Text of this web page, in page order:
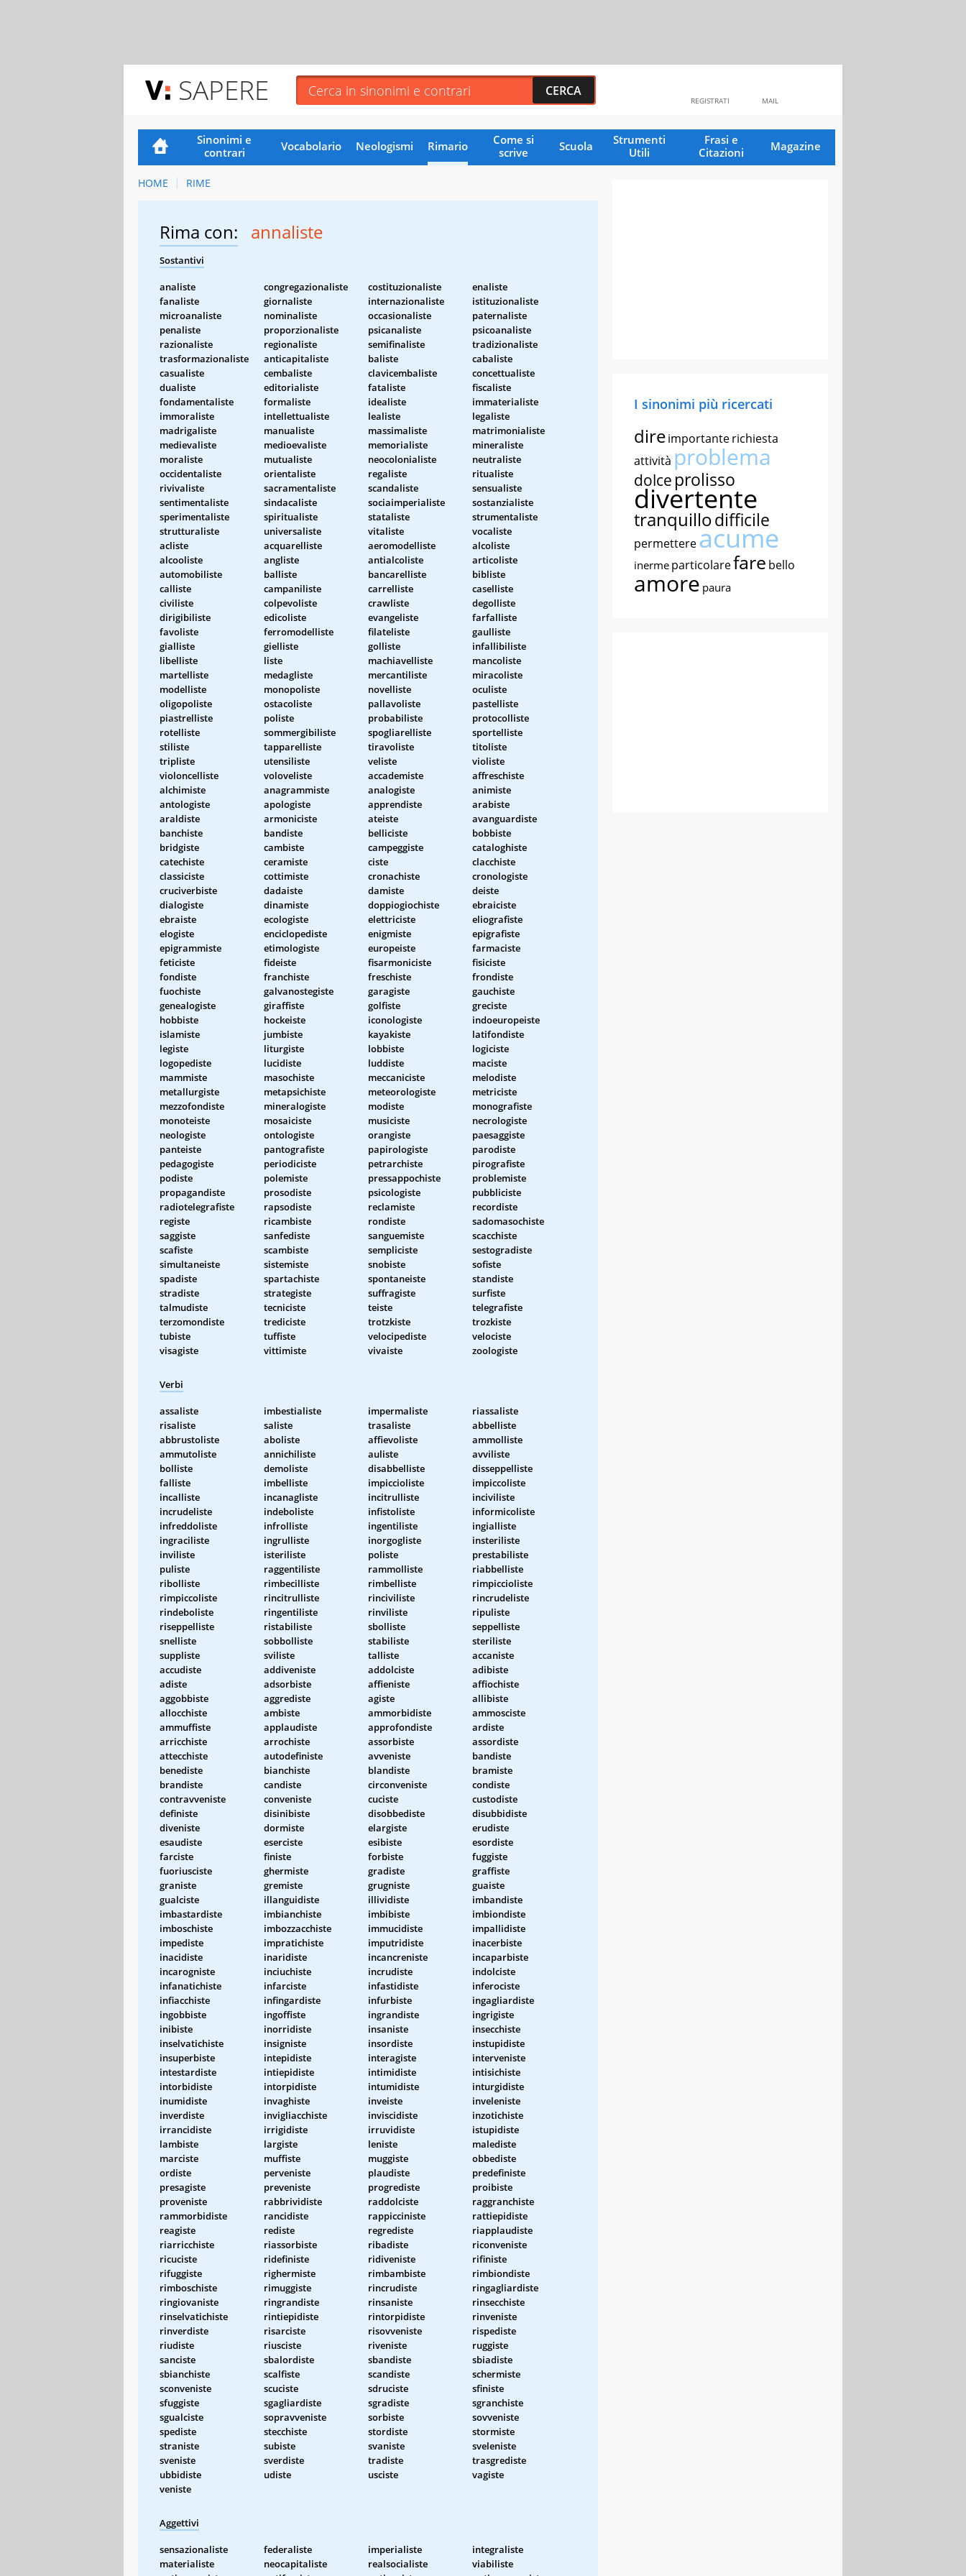
SAPERE MAIL
REGISTRATI
Sinonimi e
contrari
Vocabolario Neologismi Rimario
Come si
scrive
Scuola
Strumenti
Utili
Frasi e
Citazioni
Magazine
HOME RIME
Rima con: annaliste
Sostantivi
analiste congregazionaliste costituzionaliste
enaliste
fanaliste
giornaliste internazionaliste
istituzionaliste
microanaliste
nominaliste occasionaliste
paternaliste
penaliste
proporzionaliste psicanaliste
psicoanaliste
razionaliste
regionaliste semifinaliste
tradizionaliste
trasformazionaliste
anticapitaliste baliste
cabaliste
casualiste
cembaliste clavicembaliste
concettualiste
dualiste
editorialiste fataliste
fiscaliste
fondamentaliste
formaliste idealiste
immaterialiste
immoraliste
intellettualiste lealiste
legaliste
madrigaliste
manualiste massimaliste
matrimonialiste
medievaliste
medioevaliste memorialiste
mineraliste
moraliste
mutualiste neocolonialiste
neutraliste
occidentaliste
orientaliste regaliste
ritualiste
rivivaliste
sacramentaliste scandaliste
sensualiste
sentimentaliste
sindacaliste sociaimperialiste
sostanzialiste
sperimentaliste
spiritualiste stataliste
strumentaliste
strutturaliste
universaliste vitaliste
vocaliste
acliste
acquarelliste aeromodelliste
alcoliste
alcooliste
angliste antialcoliste
articoliste
automobiliste
balliste bancarelliste
bibliste
calliste
campaniliste carrelliste
caselliste
civiliste
colpevoliste crawliste
degolliste
dirigibiliste
edicoliste evangeliste
farfalliste
favoliste
ferromodelliste filateliste
gaulliste
gialliste
gielliste golliste
infallibiliste
libelliste
liste machiavelliste
mancoliste
martelliste
medagliste mercantiliste
miracoliste
modelliste
monopoliste novelliste
oculiste
oligopoliste
ostacoliste pallavoliste
pastelliste
piastrelliste
poliste probabiliste
protocolliste
rotelliste
sommergibiliste spogliarelliste
sportelliste
stiliste
tapparelliste tiravoliste
titoliste
tripliste
utensiliste veliste
violiste
violoncelliste
voloveliste accademiste
affreschiste
alchimiste
anagrammiste analogiste
animiste
antologiste
apologiste apprendiste
arabiste
araldiste
armoniciste ateiste
avanguardiste
banchiste
bandiste belliciste
bobbiste
bridgiste
cambiste campeggiste
cataloghiste
catechiste
ceramiste ciste
clacchiste
classiciste
cottimiste cronachiste
cronologiste
cruciverbiste
dadaiste damiste
deiste
dialogiste
dinamiste doppiogiochiste
ebraiciste
ebraiste
ecologiste elettriciste
eliografiste
elogiste
enciclopediste enigmiste
epigrafiste
epigrammiste
etimologiste europeiste
farmaciste
feticiste
fideiste fisarmoniciste
fisiciste
fondiste
franchiste freschiste
frondiste
fuochiste
galvanostegiste garagiste
gauchiste
genealogiste
giraffiste golfiste
greciste
hobbiste
hockeiste iconologiste
indoeuropeiste
islamiste
jumbiste kayakiste
latifondiste
legiste
liturgiste lobbiste
logiciste
logopediste
lucidiste luddiste
maciste
mammiste
masochiste meccaniciste
melodiste
metallurgiste
metapsichiste meteorologiste
metriciste
mezzofondiste
mineralogiste modiste
monografiste
monoteiste
mosaiciste musiciste
necrologiste
neologiste
ontologiste orangiste
paesaggiste
panteiste
pantografiste papirologiste
parodiste
pedagogiste
periodiciste petrarchiste
pirografiste
podiste
polemiste pressappochiste
problemiste
propagandiste
prosodiste psicologiste
pubbliciste
radiotelegrafiste
rapsodiste reclamiste
recordiste
registe
ricambiste rondiste
sadomasochiste
saggiste
sanfediste sanguemiste
scacchiste
scafiste
scambiste sempliciste
sestogradiste
simultaneiste
sistemiste snobiste
sofiste
spadiste
spartachiste spontaneiste
standiste
stradiste
strategiste suffragiste
surfiste
talmudiste
tecniciste teiste
telegrafiste
terzomondiste
trediciste trotzkiste
trozkiste
tubiste
tuffiste velocipediste
velociste
visagiste
vittimiste vivaiste zoologiste
Verbi
assaliste imbestialiste impermaliste
riassaliste
risaliste
saliste trasaliste
abbelliste
abbrustoliste
aboliste affievoliste
ammolliste
ammutoliste
annichiliste auliste
avviliste
bolliste
demoliste disabbelliste
disseppelliste
falliste
imbelliste impiccioliste
impiccoliste
incalliste
incanagliste incitrulliste
inciviliste
incrudeliste
indeboliste infistoliste
informicoliste
infreddoliste
infrolliste ingentiliste
ingialliste
ingraciliste
ingrulliste inorgogliste
insteriliste
inviliste
isteriliste poliste
prestabiliste
puliste
raggentiliste rammolliste
riabbelliste
ribolliste
rimbecilliste rimbelliste
rimpiccioliste
rimpiccoliste
rincitrulliste rinciviliste
rincrudeliste
rindeboliste
ringentiliste rinviliste
ripuliste
riseppelliste
ristabiliste sbolliste
seppelliste
snelliste
sobbolliste stabiliste
steriliste
suppliste
sviliste talliste
accaniste
accudiste
addiveniste addolciste
adibiste
adiste
adsorbiste affieniste
affiochiste
aggobbiste
aggrediste agiste
allibiste
allocchiste
ambiste ammorbidiste
ammosciste
ammuffiste
applaudiste approfondiste
ardiste
arricchiste
arrochiste assorbiste
assordiste
attecchiste
autodefiniste avveniste
bandiste
benediste
bianchiste blandiste
bramiste
brandiste
candiste circonveniste
condiste
contravveniste
conveniste cuciste
custodiste
definiste
disinibiste disobbediste
disubbidiste
diveniste
dormiste elargiste
erudiste
esaudiste
eserciste esibiste
esordiste
farciste
finiste forbiste
fuggiste
fuoriusciste
ghermiste gradiste
graffiste
graniste
gremiste grugniste
guaiste
gualciste
illanguidiste illividiste
imbandiste
imbastardiste
imbianchiste imbibiste
imbiondiste
imboschiste
imbozzacchiste immucidiste
impallidiste
impediste
impratichiste imputridiste
inacerbiste
inacidiste
inaridiste incancreniste
incaparbiste
incarogniste
inciuchiste incrudiste
indolciste
infanatichiste
infarciste infastidiste
inferociste
infiacchiste
infingardiste infurbiste
ingagliardiste
ingobbiste
ingoffiste ingrandiste
ingrigiste
inibiste
inorridiste insaniste
insecchiste
inselvatichiste
insigniste insordiste
instupidiste
insuperbiste
intepidiste interagiste
interveniste
intestardiste
intiepidiste intimidiste
intisichiste
intorbidiste
intorpidiste intumidiste
inturgidiste
inumidiste
invaghiste inveiste
inveleniste
inverdiste
invigliacchiste inviscidiste
inzotichiste
irrancidiste
irrigidiste irruvidiste
istupidiste
lambiste
largiste leniste
malediste
marciste
muffiste muggiste
obbediste
ordiste
perveniste plaudiste
predefiniste
presagiste
preveniste progrediste
proibiste
proveniste
rabbrividiste raddolciste
raggranchiste
rammorbidiste
rancidiste rappicciniste
rattiepidiste
reagiste
rediste regrediste
riapplaudiste
riarricchiste
riassorbiste ribadiste
riconveniste
ricuciste
ridefiniste ridiveniste
rifiniste
rifuggiste
righermiste rimbambiste
rimbiondiste
rimboschiste
rimuggiste rincrudiste
ringagliardiste
ringiovaniste
ringrandiste rinsaniste
rinsecchiste
rinselvatichiste
rintiepidiste rintorpidiste
rinveniste
rinverdiste
risarciste risovveniste
rispediste
riudiste
riusciste riveniste
ruggiste
sanciste
sbalordiste sbandiste
sbiadiste
sbianchiste
scalfiste scandiste
schermiste
sconveniste
scuciste sdruciste
sfiniste
sfuggiste
sgagliardiste sgradiste
sgranchiste
sgualciste
sopravveniste sorbiste
sovveniste
spediste
stecchiste stordiste
stormiste
straniste
subiste svaniste
sveleniste
sveniste
sverdiste tradiste
trasgrediste
ubbidiste
udiste usciste
vagiste
veniste
Aggettivi
sensazionaliste federaliste imperialiste
integraliste
materialiste
neocapitaliste realsocialiste
viabiliste
I sinonimi più ricercati
direimportanterichiesta
attività problema
dolce prolisso
divertente
tranquillodifficile
permettereacume
inerme particolarefare bello
amore paura